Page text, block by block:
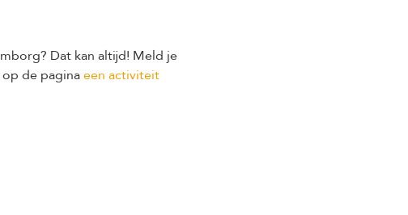
Dat kan altijd! Meld je
de paginaeen activiteit